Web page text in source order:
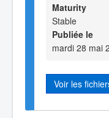
Maturity
Stable
Publiée le
mardi 28 mai
Voir les